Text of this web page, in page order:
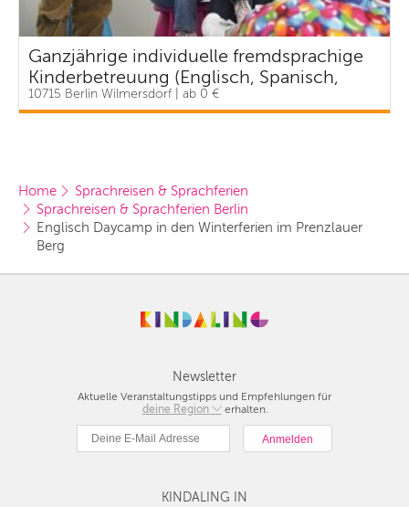
Ganzjährige individuelle fremdsprachige
Kinderbetreuung (Englisch, Spanisch,
Französisch, Deutsch) – ABRAKADABRA
Spielsprachschule Berlin
10715 Berlin Wilmersdorf | ab 0 €
Home
Sprachreisen & Sprachferien
Sprachreisen & Sprachferien Berlin
Englisch Daycamp in den Winterferien im Prenzlauer
Berg
Newsletter
Aktuelle Veranstaltungstipps und Empfehlungen für
deine Region
Berlin
München
Hamburg
Köln
erhalten.
KINDALING IN